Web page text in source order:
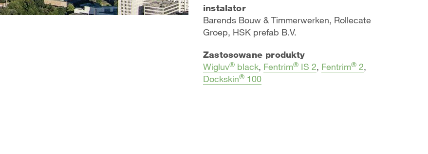
instalator
Barends Bouw & Timmerwerken, Rollecate
Groep, HSK prefab B.V.
Zastosowane produkty
Wigluv® black, Fentrim® IS 2, Fentrim® 2,
Dockskin® 100